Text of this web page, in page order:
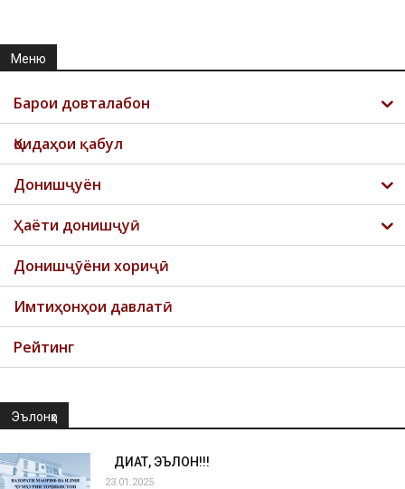
Меню
Барои довталабон
Қоидаҳои қабул
Донишҷуён
Ҳаёти донишҷуӣ
Донишҷӯёни хориҷӣ
Имтиҳонҳои давлатӣ
Рейтинг
Эълонҳо
ДИҚҚАТ, ЭЪЛОН!!!
23.01.2025